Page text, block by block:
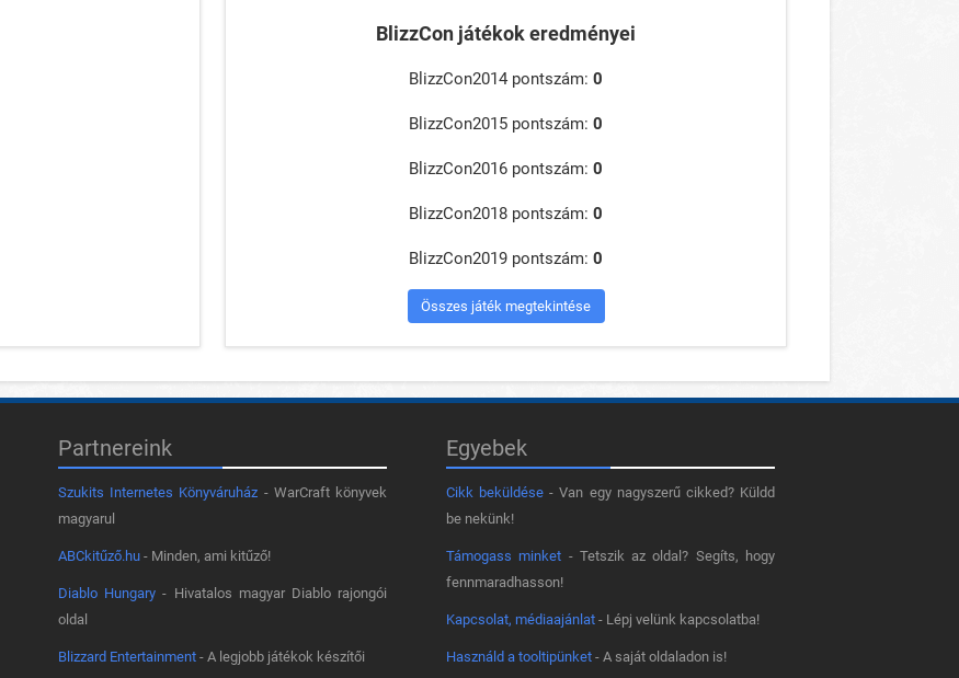
BlizzCon játékok eredményei
BlizzCon2014 pontszám:0
BlizzCon2015 pontszám:0
BlizzCon2016 pontszám:0
BlizzCon2018 pontszám:0
BlizzCon2019 pontszám:0
Összes játék megtekintése
Partnereink
Szukits Internetes Könyváruház - WarCraft könyvek
magyarul
ABCkitűző.hu - Minden, ami kitűző!
Diablo Hungary - Hivatalos magyar Diablo rajongói
oldal
Blizzard Entertainment - A legjobb játékok készítői
Egyebek
Cikk beküldése - Van egy nagyszerű cikked? Küldd
be nekünk!
Támogass minket - Tetszik az oldal? Segíts, hogy
fennmaradhasson!
Kapcsolat, médiaajánlat - Lépj velünk kapcsolatba!
Használd a tooltipünket - A saját oldaladon is!